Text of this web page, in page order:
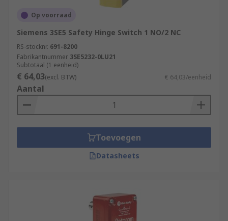
Op voorraad
Siemens 3SE5 Safety Hinge Switch 1 NO/2 NC
RS-stocknr. 691-8200
Fabrikantnummer 3SE5232-0LU21
Subtotaal (1 eenheid)
€ 64,03(excl. BTW) € 64,03/eenheid
Aantal
Toevoegen
Datasheets